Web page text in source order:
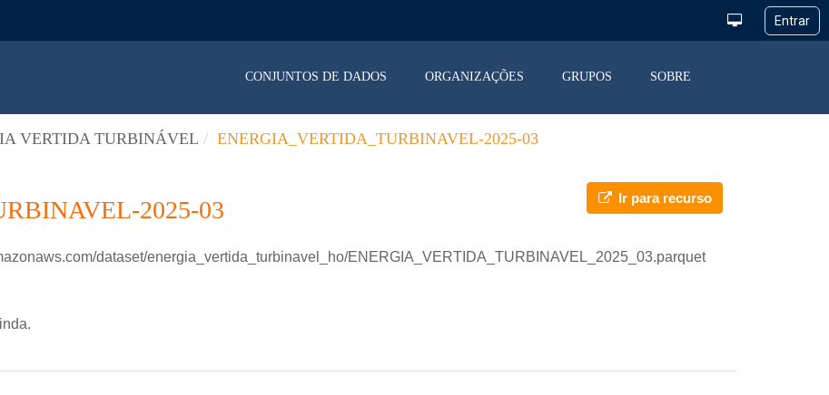
CONJUNTOS DE DADOS ORGANIZAÇÕES GRUPOS SOBRE
VERTIDA TURBINÁVEL ENERGIA_VERTIDA_TURBINAVEL-2025-03
Ir para recurso
2025-03
dataset/energia_vertida_turbinavel_ho/ENERGIA_VERTIDA_TURBINAVEL_2025_03.parquet